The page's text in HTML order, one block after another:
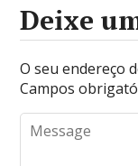
Deixe
O seu endereço
Campos